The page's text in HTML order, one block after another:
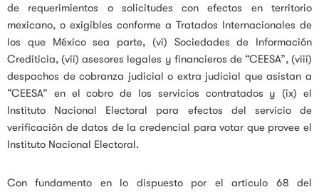
de requerimientos o solicitudes con efectos en territorio
mexicano, o exigibles conforme a Tratados Internacionales de
los que México sea parte, (vi) Sociedades de Información
Crediticia, (vii) asesores legales y financieros de “CEESA”, (viii)
despachos de cobranza judicial o extra judicial que asistan a
“CEESA” en el cobro de los servicios contratados y (ix) el
Instituto Nacional Electoral para efectos del servicio de
verificación de datos de la credencial para votar que provee el
Instituto Nacional Electoral.
Con fundamento en lo dispuesto por el artículo 68 del